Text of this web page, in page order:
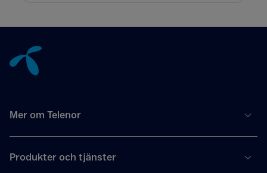
Mer om Telenor
Produkter och tjänster